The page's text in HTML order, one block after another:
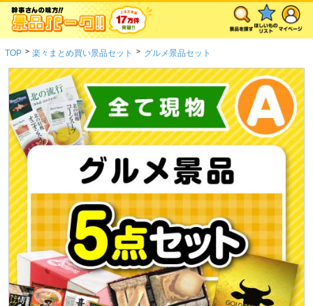
TOP > 楽々まとめ買い景品セット > グルメ景品セット